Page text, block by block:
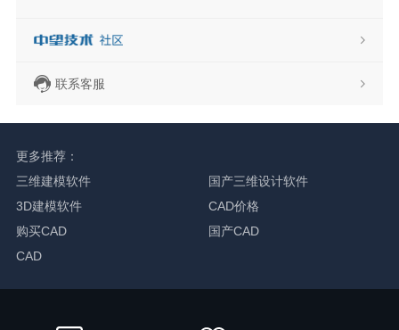
联系客服
更多推荐：
三维建模软件
国产三维设计软件
3D建模软件
CAD价格
购买CAD
国产CAD
CAD